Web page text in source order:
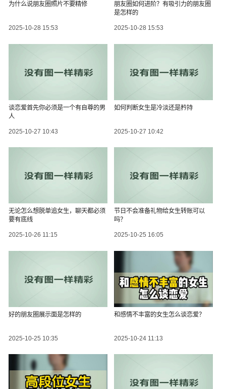
为什么说朋友圈照片不要精修
2025-10-28 15:53
朋友圈如何进阶？有吸引力的朋友圈
是怎样的
2025-10-28 15:53
谈恋爱首先你必须是一个有自尊的男
人
2025-10-27 10:43
如何判断女生是冷淡还是矜持
2025-10-27 10:42
无论怎么想脱单追女生，聊天都必须
要有底线
2025-10-26 11:15
节日不会准备礼物给女生转账可以
吗？
2025-10-25 16:05
好的朋友圈展示面是怎样的
2025-10-25 10:35
和感情不丰富的女生怎么谈恋爱？
2025-10-24 11:13